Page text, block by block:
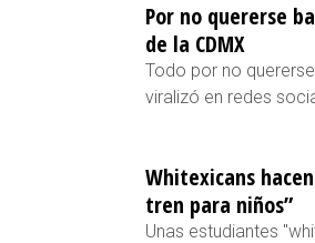
Por no quererse
de la CDMX
Todo por no
viralizó en redes
Whitexicans
tren para niños”
Unas estudiantes